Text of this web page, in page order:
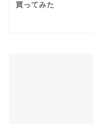
買ってみた